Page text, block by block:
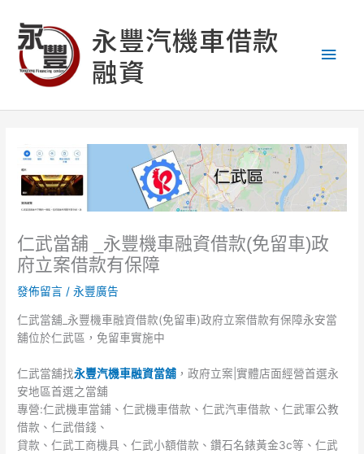
永豐汽機車借款
融資
要
仁武當舖 _永豐機車融資借款(免留車)政
府立案借款有保障
發佈留言 /永豐廣告
仁武當舖_永豐機車融資借款(免留車)政府立案借款有保障永安當
舖位於仁武區，免留車實施中
仁武當舖找永豐汽機車融資當舖 ，政府立案|實體店面經營首選永
安地區首選之當舖
專營:仁武機車當鋪、仁武機車借款、仁武汽車借款、仁武軍公教
借款、仁武借錢、
貸款、仁武工商機具、仁武小額借款、鑽石名錶黃金3c等、仁武